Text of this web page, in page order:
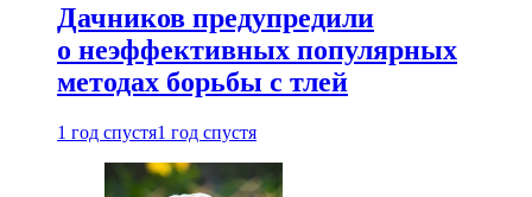
Дачников предупредили
о неэффективных популярных
методах борьбы с тлей
1 год спустя1 год спустя